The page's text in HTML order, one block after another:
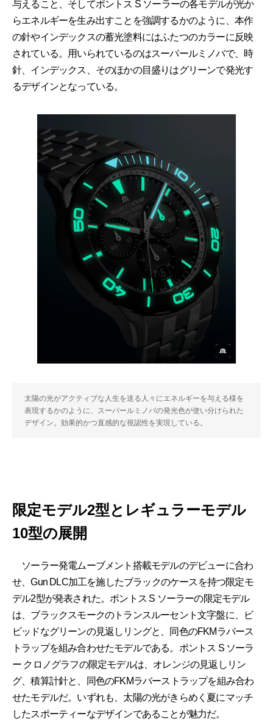
与えること、そしてポントス S ソーラーの各モデルが光か
らエネルギーを生み出すことを強調するかのように、本作
の針やインデックスの蓄光塗料にはふたつのカラーに反映
されている。用いられているのはスーパールミノバで、時
針、インデックス、そのほかの目盛りはグリーンで発光す
るデザインとなっている。
太陽の光がアクティブな人生を送る人々にエネルギーを与える様を
表現するかのように、スーパールミノバの発光色が使い分けられた
デザイン。効果的かつ直感的な視認性を実現している。
限定モデル2型とレギュラーモデル
10型の展開
ソーラー発電ムーブメント搭載モデルのデビューに合わ
せ、Gun DLC加工を施したブラックのケースを持つ限定モ
デル2型が発表された。ポントス S ソーラーの限定モデル
は、ブラックスモークのトランスルーセント文字盤に、ビ
ビッドなグリーンの見返しリングと、同色のFKMラバース
トラップを組み合わせたモデルである。ポントス S ソーラ
ー クロノグラフの限定モデルは、オレンジの見返しリン
グ、積算計針と、同色のFKMラバーストラップを組み合わ
せたモデルだ。いずれも、太陽の光がきらめく夏にマッチ
したスポーティーなデザインであることが魅力だ。